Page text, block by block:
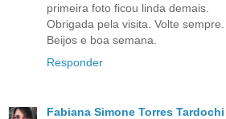
primeira foto ficou linda demais.
Obrigada pela visita. Volte sempre.
Beijos e boa semana.
Responder
Fabiana Simone Torres Tardochi